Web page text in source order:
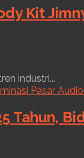
Kit
industri...
Tahun,